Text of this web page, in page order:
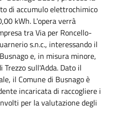
di accumulo elettrochimico
kWh. L'opera verrà
tra Via per Roncello-
s.n.c., interessando il
e, in misura minore,
sull'Adda. Dato il
il Comune di Busnago è
incaricata di raccogliere i
per la valutazione degli